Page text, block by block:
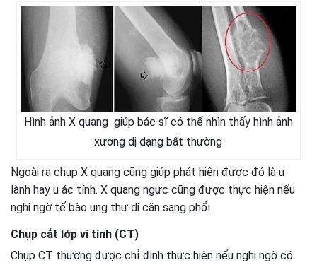
Hình ảnh X quang giúp bác sĩ có thể nhìn thấy hình ảnh
xương dị dạng bất thường
Ngoài ra chụp X quang cũng giúp phát hiện được đó là u
lành hay u ác tính. X quang ngực cũng được thực hiện nếu
nghi ngờ tế bào ung thư di căn sang phổi.
Chụp cắt lớp vi tính (CT)
Chụp CT thường được chỉ định thực hiện nếu nghi ngờ có